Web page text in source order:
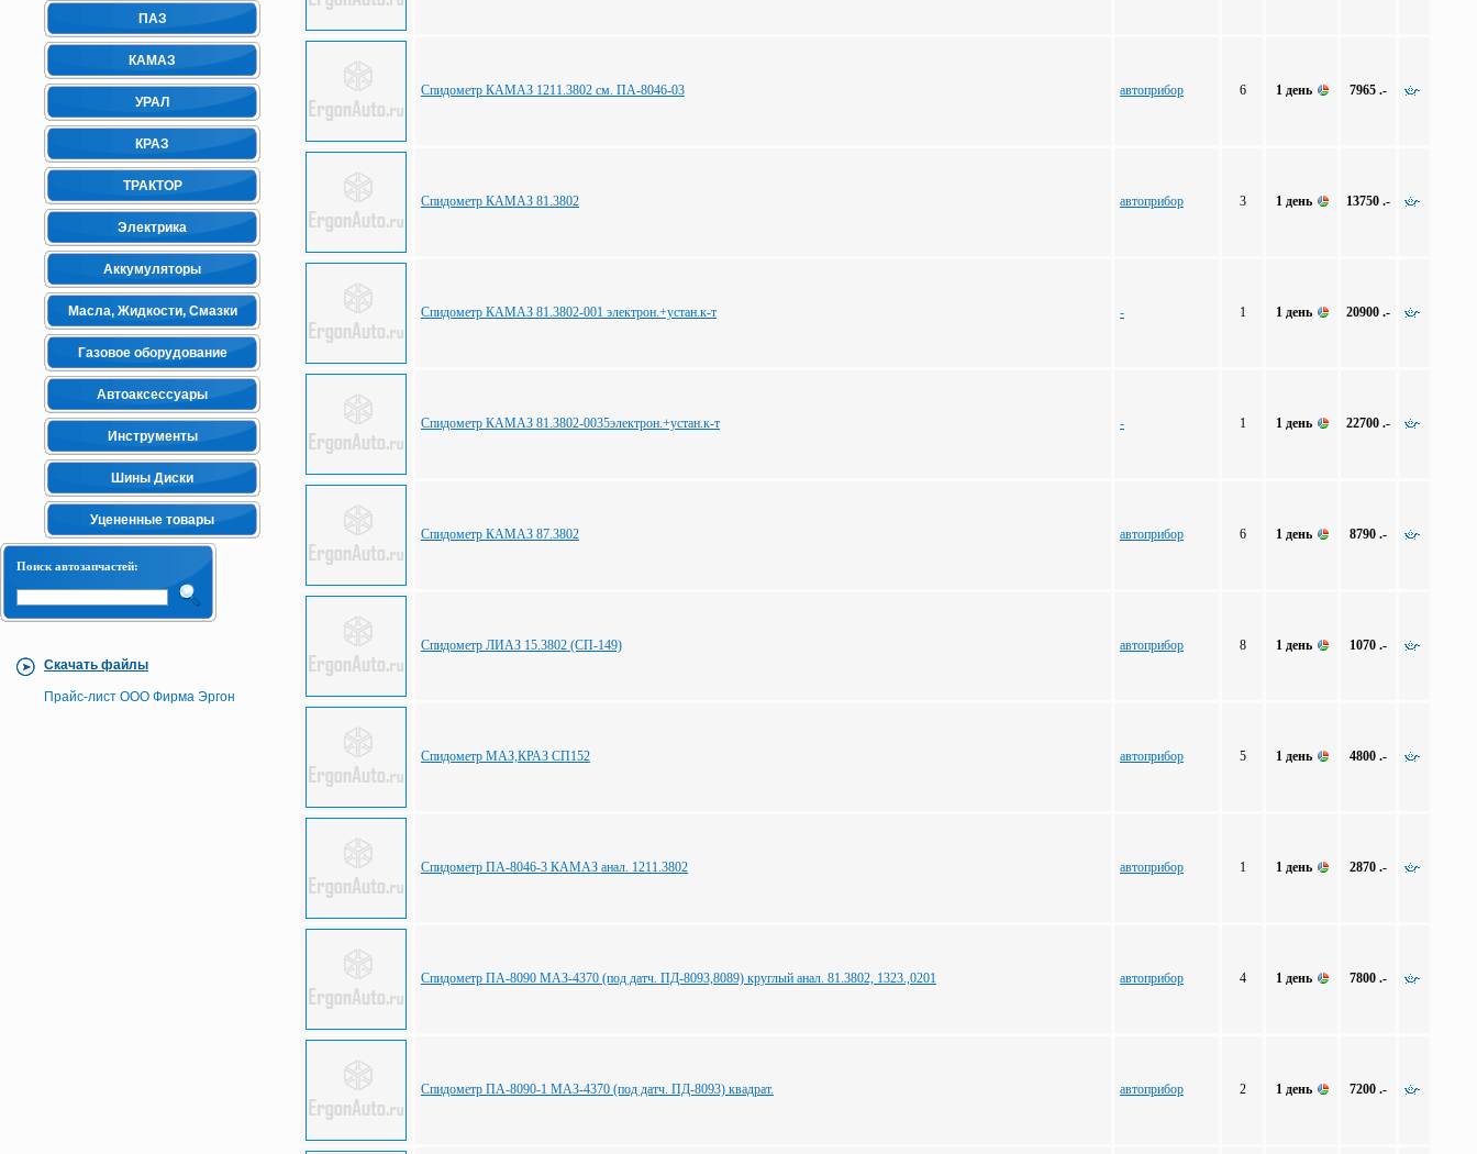
ПАЗ
КАМАЗ
УРАЛ
КРАЗ
ТРАКТОР
Электрика
Аккумуляторы
Масла, Жидкости, Смазки
Газовое оборудование
Автоаксессуары
Инструменты
Шины Диски
Уцененные товары
Поиск автозапчастей:
Скачать файлы
Прайс-лист ООО Фирма Эргон
Спидометр КАМАЗ 1211.3802 см. ПА-8046-03 автоприбор 6 1 день 7965 .-
Спидометр КАМАЗ 81.3802 автоприбор 3 1 день 13750 .-
Спидометр КАМАЗ 81.3802-001 электрон.+устан.к-т - 1 1 день 20900 .-
Спидометр КАМАЗ 81.3802-0035электрон.+устан.к-т - 1 1 день 22700 .-
Спидометр КАМАЗ 87.3802 автоприбор 6 1 день 8790 .-
Спидометр ЛИАЗ 15.3802 (СП-149) автоприбор 8 1 день 1070 .-
Спидометр МАЗ,КРАЗ СП152 автоприбор 5 1 день 4800 .-
Спидометр ПА-8046-3 КАМАЗ анал. 1211.3802 автоприбор 1 1 день 2870 .-
Спидометр ПА-8090 МАЗ-4370 (под датч. ПД-8093,8089) круглый анал. 81.3802, 1323.,0201 автоприбор 4 1 день 7800 .-
Спидометр ПА-8090-1 МАЗ-4370 (под датч. ПД-8093) квадрат. автоприбор 2 1 день 7200 .-